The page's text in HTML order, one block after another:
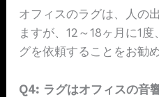
オフィスのラグは、人の
ますが、12～18ヶ月に1
グを依頼することをお勧
Q4: ラグはオフィスの音